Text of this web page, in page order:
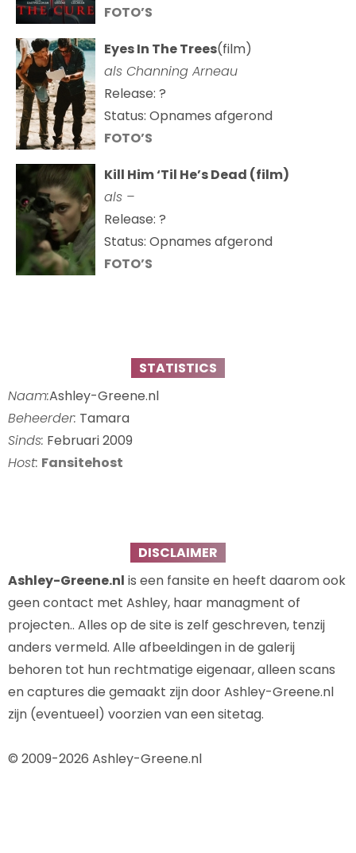
FOTO’S
Eyes In The Trees(film)
als Channing Arneau
Release: ?
Status: Opnames afgerond
FOTO’S
Kill Him ‘Til He’s Dead (film)
als –
Release: ?
Status: Opnames afgerond
FOTO’S
STATISTICS
Naam:Ashley-Greene.nl
Beheerder: Tamara
Sinds: Februari 2009
Host: Fansitehost
DISCLAIMER
Ashley-Greene.nl is een fansite en heeft daarom ook
geen contact met Ashley, haar managment of
projecten.. Alles op de site is zelf geschreven, tenzij
anders vermeld. Alle afbeeldingen in de galerij
behoren tot hun rechtmatige eigenaar, alleen scans
en captures die gemaakt zijn door Ashley-Greene.nl
zijn (eventueel) voorzien van een sitetag.
© 2009-2026 Ashley-Greene.nl